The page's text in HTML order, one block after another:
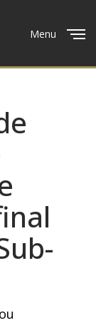
Menu